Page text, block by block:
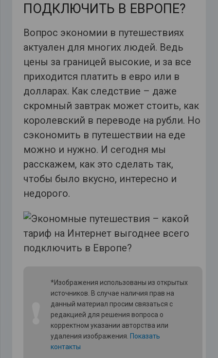
ПОДКЛЮЧИТЬ В ЕВРОПЕ?
Вопрос экономии в путешествиях
актуален для многих людей. Ведь
цены за границей высокие, и за все
приходится платить в евро или в
долларах. Как следствие – даже
скромный завтрак может стоить, как
королевский в переводе на рубли. Но
сэкономить в путешествии на еде
можно и нужно. И сегодня мы
расскажем, как это сделать так,
чтобы было вкусно, интересно и
недорого.
*Изображения использованы из открытых
источников. В случае наличия прав на
данный материал просим связаться с
редакцией для решения вопроса о
корректном указании авторства или
удаления изображения. Показать
контакты